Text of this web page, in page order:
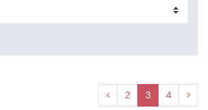
2 3 4